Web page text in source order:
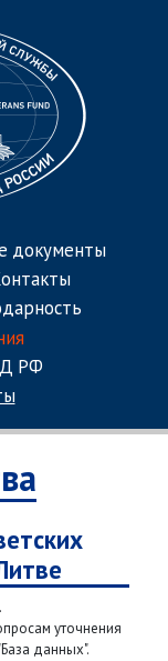
документы
РФ
.
уточнения
данных".